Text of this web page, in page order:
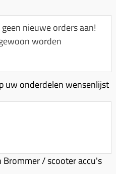
nieuwe orders aan!
worden
uw onderdelen wensenlijst
Brommer / scooter accu's